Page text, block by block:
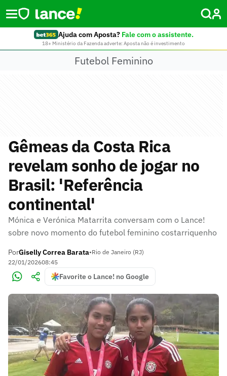
Ajuda com Aposta? Fale com o assistente.
18+ Ministério da Fazenda adverte: Aposta não é investimento
Futebol Feminino
Gêmeas da Costa Rica
revelam sonho de jogar no
Brasil: 'Referência
continental'
Mónica e Verónica Matarrita conversam com o Lance!
sobre novo momento do futebol feminino costarriquenho
PorGiselly Correa Barata•Rio de Janeiro (RJ)
22/01/202608:45
Favorite o Lance! no Google